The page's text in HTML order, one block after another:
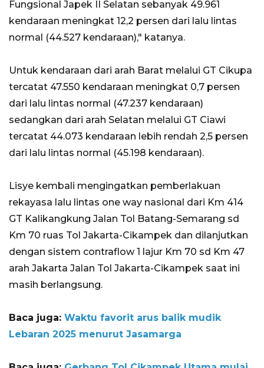
Fungsional Japek II Selatan sebanyak 49.961
kendaraan meningkat 12,2 persen dari lalu lintas
normal (44.527 kendaraan)," katanya.
Untuk kendaraan dari arah Barat melalui GT Cikupa
tercatat 47.550 kendaraan meningkat 0,7 persen
dari lalu lintas normal (47.237 kendaraan)
sedangkan dari arah Selatan melalui GT Ciawi
tercatat 44.073 kendaraan lebih rendah 2,5 persen
dari lalu lintas normal (45.198 kendaraan).
Lisye kembali mengingatkan pemberlakuan
rekayasa lalu lintas one way nasional dari Km 414
GT Kalikangkung Jalan Tol Batang-Semarang sd
Km 70 ruas Tol Jakarta-Cikampek dan dilanjutkan
dengan sistem contraflow 1 lajur Km 70 sd Km 47
arah Jakarta Jalan Tol Jakarta-Cikampek saat ini
masih berlangsung.
Baca juga: Waktu favorit arus balik mudik
Lebaran 2025 menurut Jasamarga